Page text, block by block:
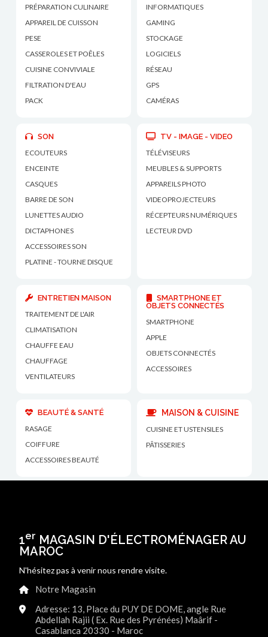
PRÉPARATION CULINAIRE
APPAREIL DE CUISSON
PESE
CASSEROLES ET POÊLES
CUISINE CONVIVIALE
FILTRATION D'EAU
PACK
INFORMATIQUES
GAMING
STOCKAGE
LOGICIELS
RÉSEAU
GPS
CAMÉRAS
SON
ECOUTEURS
ENCEINTE
CASQUES
BARRE DE SON
LUNETTES AUDIO
DICTAPHONES
ACCESSOIRES SON
PLATINE - TOURNE DISQUE
TV - IMAGE - VIDEO
TÉLÉVISEURS
MEUBLES & SUPPORTS
APPAREILS PHOTO
VIDEOPROJECTEURS
RÉCEPTEURS NUMÉRIQUES
LECTEUR DVD
ENTRETIEN MAISON
TRAITEMENT DE L'AIR
CLIMATISATION
CHAUFFE EAU
CHAUFFAGE
VENTILATEURS
SMARTPHONE ET
OBJETS CONNECTÉS
SMARTPHONE
APPLE
OBJETS CONNECTÉS
ACCESSOIRES
BEAUTÉ & SANTÉ
RASAGE
COIFFURE
ACCESSOIRES BEAUTÉ
MAISON & CUISINE
CUISINE ET USTENSILES
PÂTISSERIES
1er MAGASIN D'ÉLECTROMÉNAGER AU
MAROC
N'hésitez pas à venir nous rendre visite.
Notre Magasin
Adresse: 13, Place du PUY DE DOME, angle Rue
Abdellah Rajii ( Ex. Rue des Pyrénées) Maârif -
Casablanca 20330 - Maroc